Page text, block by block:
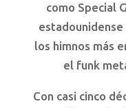
como Special
los himnos más
el funk
Con casi cinco